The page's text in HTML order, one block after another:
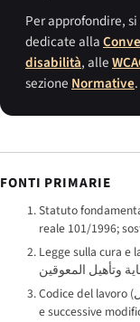
Per approfondire,
dedicate alla
disabilità, alle
sezione Normative.
FONTI PRIMARIE
Statuto
reale 101/1996;
Legge sulla cura e
وتأهيل المعوقين
Codice del lavoro (
e successive